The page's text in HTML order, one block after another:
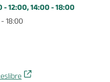
- 12:00, 14:00 - 18:00
18:00